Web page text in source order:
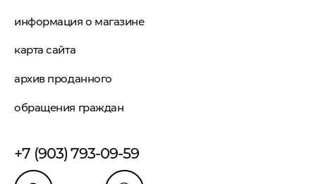
информация о магазине
карта сайта
архив проданного
обращения граждан
+7 (903) 793-09-59